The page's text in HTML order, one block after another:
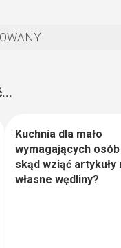
Kuchnia dla mało
wymagających
skąd wziąć artykuły
własne wędliny?